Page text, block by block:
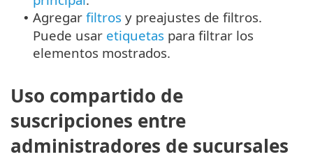
• Agregar filtros y preajustes de filtros.
Puede usar etiquetas para filtrar los
elementos mostrados.
Uso compartido de
suscripciones entre
administradores de sucursales